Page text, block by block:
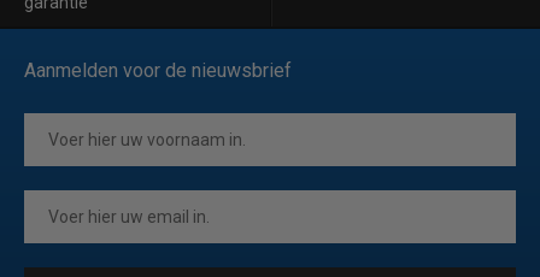
Aanmelden voor de nieuwsbrief